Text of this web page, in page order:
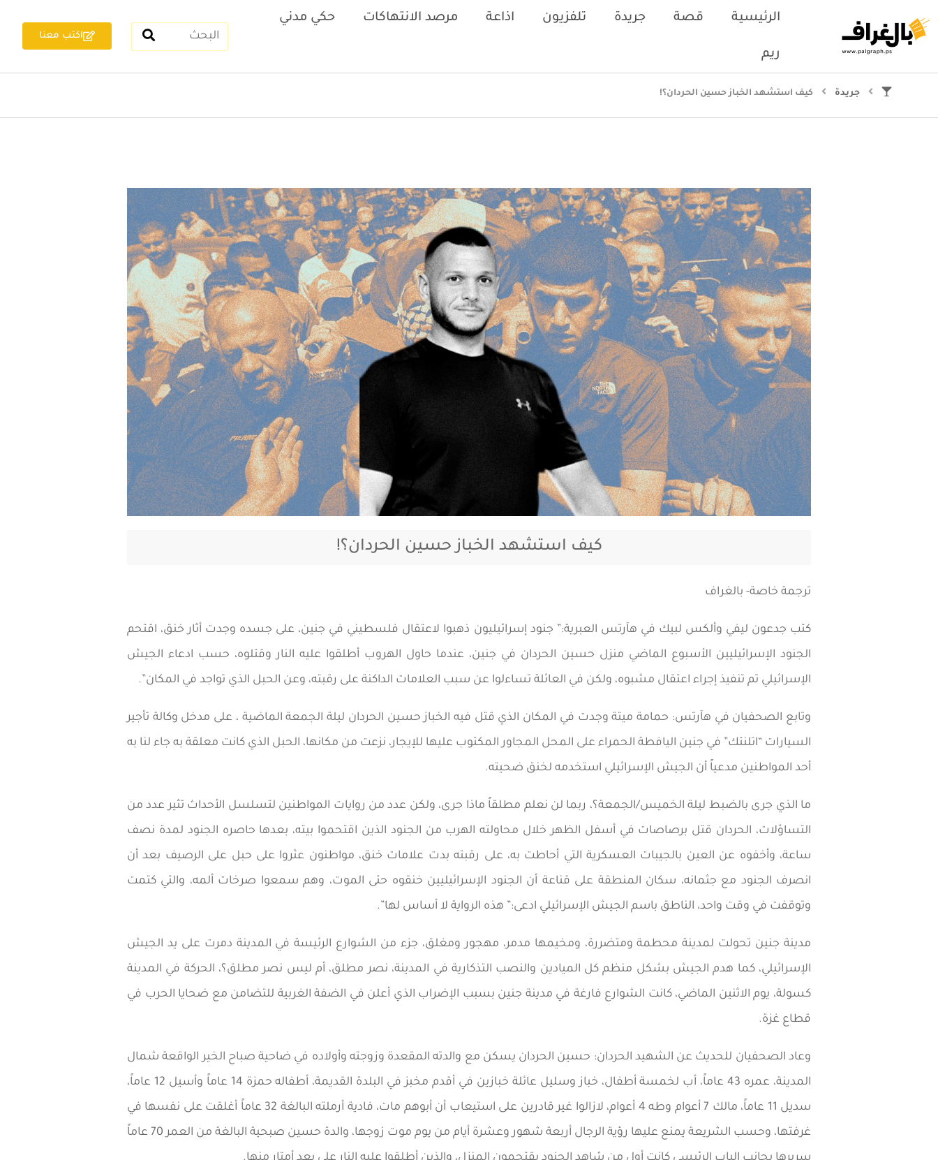
الرئيسية قصة جريدة تلفزيون اذاعة مرصد الانتهاكات حكي مدني
ريم
اكتب معنا
جريدة كيف استشهد الخباز حسين الحردان؟!
كيف استشهد الخباز حسين الحردان؟!
ترجمة خاصة- بالغراف
كتب جدعون ليفي وألكس لبيك في هآرتس العبرية:” جنود إسرائيليون ذهبوا لاعتقال فلسطيني في جنين، على جسده وجدت أثار خنق، اقتحم
الجنود الإسرائيليين الأسبوع الماضي منزل حسين الحردان في جنين، عندما حاول الهروب أطلقوا عليه النار وقتلوه، حسب ادعاء الجيش
الإسرائيلي تم تنفيذ إجراء اعتقال مشبوه، ولكن في العائلة تساءلوا عن سبب العلامات الداكنة على رقبته، وعن الحبل الذي تواجد في المكان”.
وتابع الصحفيان في هآرتس: حمامة ميتة وجدت في المكان الذي قتل فيه الخباز حسين الحردان ليلة الجمعة الماضية ، على مدخل وكالة تأجير
السيارات “اتلنتك” في جنين اليافطة الحمراء على المحل المجاور المكتوب عليها للإيجار، نزعت من مكانها، الحبل الذي كانت معلقة به جاء لنا به
أحد المواطنين مدعياً أن الجيش الإسرائيلي استخدمه لخنق ضحيته.
ما الذي جرى بالضبط ليلة الخميس/الجمعة؟، ربما لن نعلم مطلقاً ماذا جرى، ولكن عدد من روايات المواطنين لتسلسل الأحداث تثير عدد من
التساؤلات، الحردان قتل برصاصات في أسفل الظهر خلال محاولته الهرب من الجنود الذين اقتحموا بيته، بعدها حاصره الجنود لمدة نصف
ساعة، وأخفوه عن العين بالجيبات العسكرية التي أحاطت به، على رقبته بدت علامات خنق، مواطنون عثروا على حبل على الرصيف بعد أن
انصرف الجنود مع جثمانه، سكان المنطقة على قناعة أن الجنود الإسرائيليين خنقوه حتى الموت، وهم سمعوا صرخات ألمه، والتي كتمت
وتوقفت في وقت واحد، الناطق باسم الجيش الإسرائيلي ادعى:” هذه الرواية لا أساس لها”.
مدينة جنين تحولت لمدينة محطمة ومتضررة، ومخيمها مدمر، مهجور ومغلق، جزء من الشوارع الرئيسة في المدينة دمرت على يد الجيش
الإسرائيلي، كما هدم الجيش بشكل منظم كل الميادين والنصب التذكارية في المدينة، نصر مطلق، أم ليس نصر مطلق؟، الحركة في المدينة
كسولة، يوم الاثنين الماضي، كانت الشوارع فارغة في مدينة جنين بسبب الإضراب الذي أعلن في الضفة الغربية للتضامن مع ضحايا الحرب في
قطاع غزة.
وعاد الصحفيان للحديث عن الشهيد الحردان: حسين الحردان يسكن مع والدته المقعدة وزوجته وأولاده في ضاحية صباح الخير الواقعة شمال
المدينة، عمره 43 عاماً، أب لخمسة أطفال، خباز وسليل عائلة خبازين في أقدم مخبز في البلدة القديمة، أطفاله حمزة 14 عاماً وأسيل 12 عاماً،
سديل 11 عاماً، مالك 7 أعوام وطه 4 أعوام، لازالوا غير قادرين على استيعاب أن أبوهم مات، فادية أرملته البالغة 32 عاماً أغلقت على نفسها في
غرفتها، وحسب الشريعة يمنع عليها رؤية الرجال أربعة شهور وعشرة أيام من يوم موت زوجها، والدة حسين صبحية البالغة من العمر 70 عاماً